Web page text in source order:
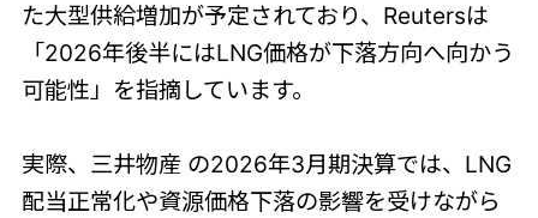
た大型供給増加が予定されており、Reutersは
「2026年後半にはLNG価格が下落方向へ向かう
可能性」を指摘しています。
実際、三井物産 の2026年3月期決算では、LNG
配当正常化や資源価格下落の影響を受けながら